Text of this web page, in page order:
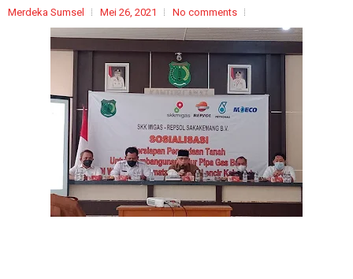
Merdeka Sumsel Mei 26, 2021 No comments